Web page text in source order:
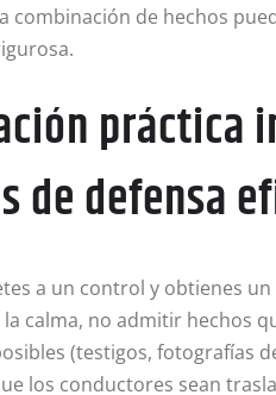
combinación de hechos
práctica
de defensa
a un control y obtienes
calma, no admitir hechos
(testigos, fotografías
los conductores sean